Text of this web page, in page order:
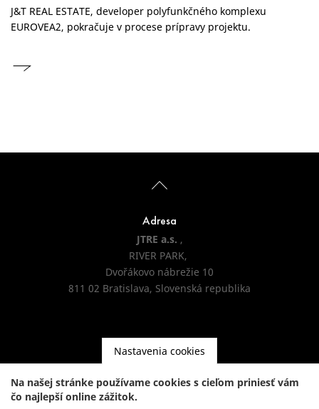
J&T REAL ESTATE, developer polyfunkčného komplexu
EUROVEA2, pokračuje v procese prípravy projektu.
Adresa
JTRE a.s. ,
RIVER PARK,
Dvořákovo nábrežie 10
811 02 Bratislava, Slovenská republika
Kontakt
Nastavenia cookies
Na našej stránke používame cookies s cieľom priniesť vám
čo najlepší online zážitok.